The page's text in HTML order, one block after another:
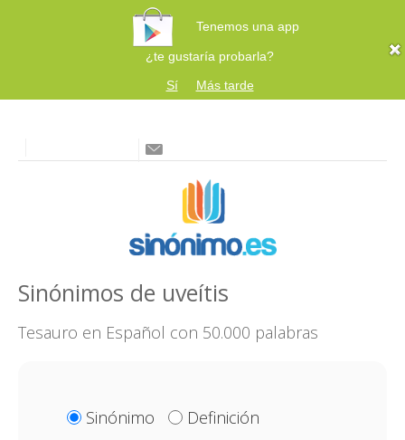
Tenemos una app
¿te gustaría probarla?
Sí
Más tarde
Sinónimos de uveítis
Tesauro en Español con 50.000 palabras
Sinónimo
Definición